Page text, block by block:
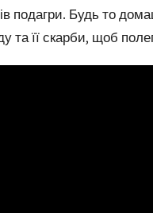
Будь то
та її скарби, щоб